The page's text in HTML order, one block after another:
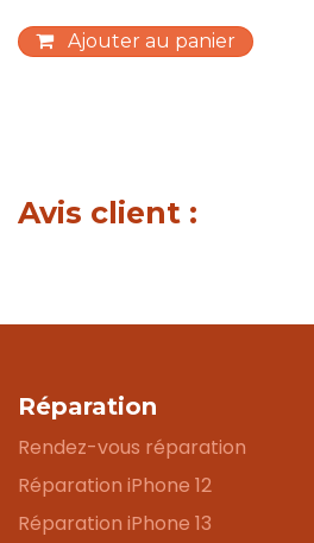
Ajouter au panier
Avis client :
Réparation
Rendez-vous réparation
Réparation iPhone 12
Réparation iPhone 13